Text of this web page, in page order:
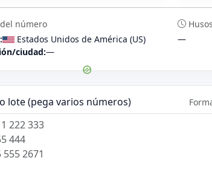
número
Estados Unidos de América (US)
ciudad:—
—
lote (pega varios números)